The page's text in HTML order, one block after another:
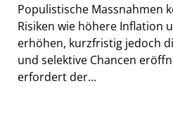
Populistische Massnahmen
Risiken wie höhere Inflation
erhöhen, kurzfristig jedoch
und selektive Chancen
erfordert der...